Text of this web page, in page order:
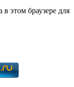
этом браузере для